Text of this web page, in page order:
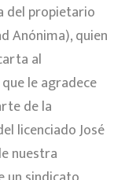
del propietario
Anónima), quien
al
le agradece
de la
licenciado José
nuestra